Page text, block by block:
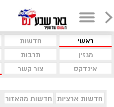
ראשי חדשות
מגזין
תרבות
אינדקס
צור קשר
חדשות ארציות חדשות מהאזור